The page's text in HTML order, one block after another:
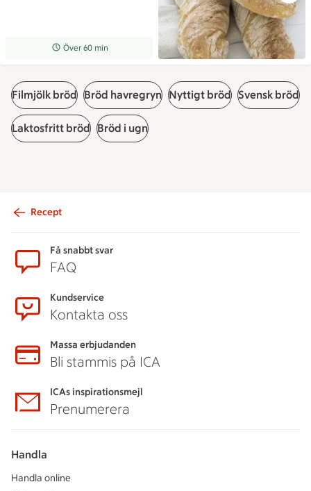
Receptet tar Över 60 min att tillaga
Över 60 min
Filmjölk bröd Bröd havregryn Nyttigt bröd Svensk bröd
Laktosfritt bröd Bröd i ugn
Recept
Få snabbt svar
FAQ
Kundservice
Kontakta oss
Massa erbjudanden
Bli stammis på ICA
ICAs inspirationsmejl
Prenumerera
Handla
Handla online